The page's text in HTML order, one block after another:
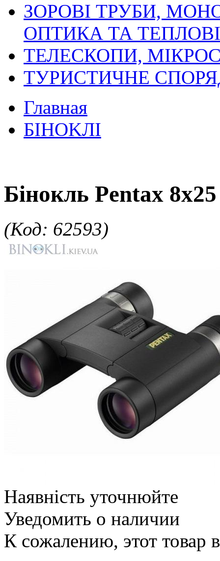
ЗОРОВІ ТРУБИ,
ОПТИКА ТА
ТЕЛЕСКОПИ,
ТУРИСТИЧНЕ
Главная
БIHOKЛI
Бінокль Pentax
(Код: 62593)
Наявність уточнюйте
Уведомить о наличии
К сожалению, этот товар